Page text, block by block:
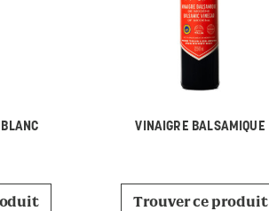
VINAIGRE BALSAMIQUE
Trouver ce produit